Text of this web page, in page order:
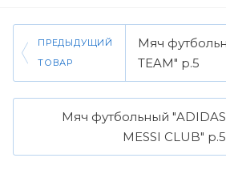
ПРЕДЫДУЩИЙ
ТОВАР
Мяч
TEAM" р.5
Мяч футбольный "ADIDAS
MESSI CLUB" р.5